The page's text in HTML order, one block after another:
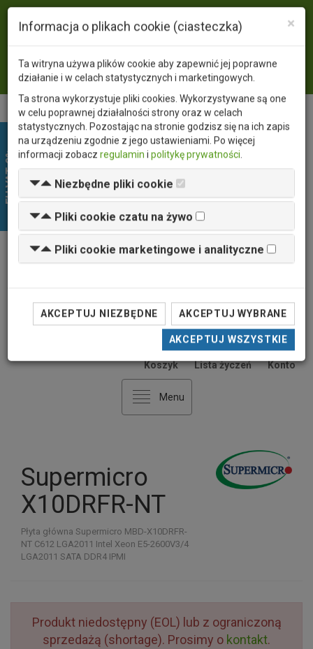
Język PL
EN
Zaloguj się
Koszyk Lista życzeń Konto
Menu
Supermicro
X10DRFR-NT
Płyta główna Supermicro MBD-X10DRFR-
NT C612 LGA2011 Intel Xeon E5-2600V3/4
LGA2011 SATA DDR4 IPMI
Produkt niedostępny (EOL) lub z ograniczoną
sprzedażą (shortage). Prosimy o kontakt.
×
Informacja o plikach cookie (ciasteczka)
Ta witryna używa plików cookie aby zapewnić jej poprawne
działanie i w celach statystycznych i marketingowych.
Ta strona wykorzystuje pliki cookies. Wykorzystywane są one
w celu poprawnej działalności strony oraz w celach
statystycznych. Pozostając na stronie godzisz się na ich zapis
na urządzeniu zgodnie z jego ustawieniami. Po więcej
informacji zobacz regulamin i politykę prywatności.
Niezbędne pliki cookie
Pliki cookie czatu na żywo
Pliki cookie marketingowe i analityczne
AKCEPTUJ NIEZBĘDNE AKCEPTUJ WYBRANE
AKCEPTUJ WSZYSTKIE
EU VAT 0%